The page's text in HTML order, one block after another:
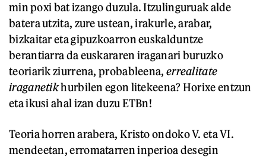
min poxi bat izango duzula. Itzulinguruak alde
batera utzita, zure ustean, irakurle, arabar,
bizkaitar eta gipuzkoarron euskalduntze
berantiarra da euskararen iraganari buruzko
teoriarik ziurrena, probableena, errealitate
iraganetikhurbilen egon litekeena? Horixe entzun
eta ikusi ahal izan duzu ETBn!
Teoria horren arabera, Kristo ondoko V. eta VI.
mendeetan, erromatarren inperioa desegin